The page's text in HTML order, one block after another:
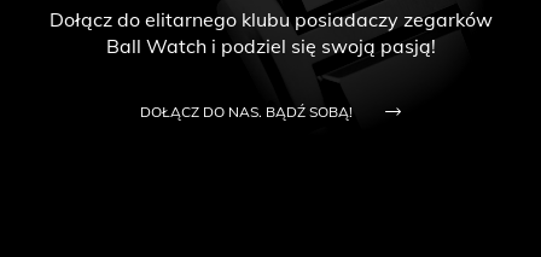
Dołącz do elitarnego klubu posiadaczy zegarków
Ball Watch i podziel się swoją pasją!
DOŁĄCZ DO NAS. BĄDŹ SOBĄ!